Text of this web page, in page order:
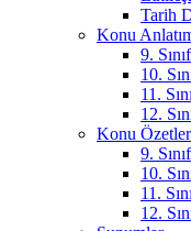
Tarih
Konu
9.
10.
11.
12.
Konu
9.
10.
11.
12.